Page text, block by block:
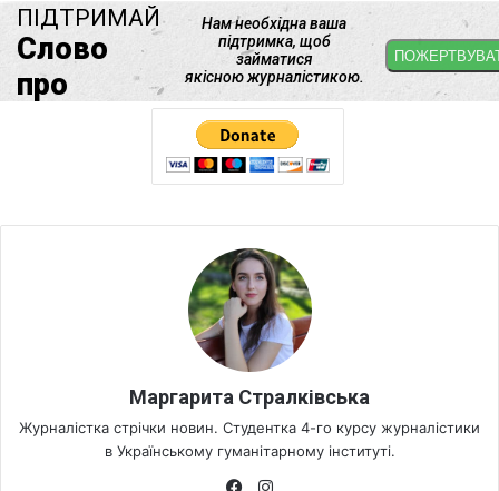
Маргарита Стралківська
Журналістка стрічки новин. Студентка 4-го курсу журналістики
в Українському гуманітарному інституті.